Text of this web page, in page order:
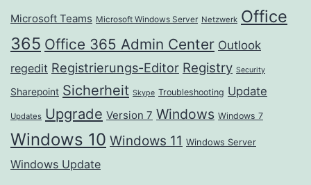
Microsoft Teams Microsoft Windows Server Netzwerk Office
365 Office 365 Admin Center Outlook
regedit Registrierungs-Editor Registry Security
Sharepoint Sicherheit Skype Troubleshooting Update
Updates Upgrade Version 7 Windows Windows 7
Windows 10 Windows 11 Windows Server
Windows Update